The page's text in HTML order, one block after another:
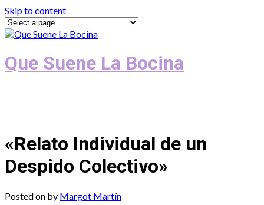
Skip to content
Que Suene La Bocina
«Relato Individual de un
Despido Colectivo»
Posted on by Margot Martín